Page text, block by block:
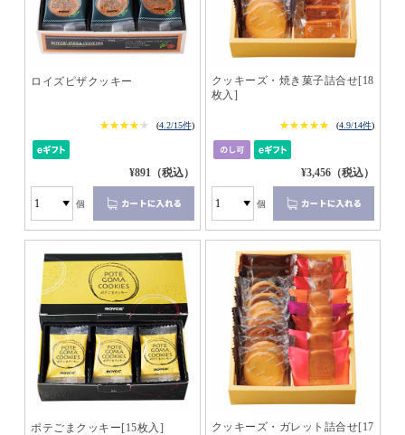
ロイズピザクッキー
★★★★★
★★★★★ (4.2/15件)
¥891（税込）
個
クッキーズ・焼き菓子詰合せ[18
枚入]
★★★★★
★★★★★ (4.9/14件)
¥3,456（税込）
個
ポテごまクッキー[15枚入]
クッキーズ・ガレット詰合せ[17